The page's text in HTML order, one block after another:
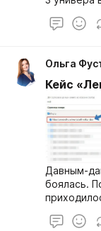
Ольга
Кейс
Давным-
боялась.
деньги